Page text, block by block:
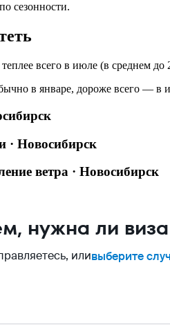
сезонности.
теплее всего в июле (в среднем
в январе, дороже всего — в
· Новосибирск
ветра · Новосибирск
нужна ли виза
иливыберите